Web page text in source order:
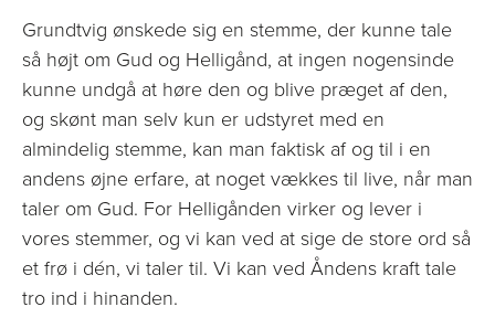
Grundtvig ønskede sig en stemme, der kunne tale
så højt om Gud og Helligånd, at ingen nogensinde
kunne undgå at høre den og blive præget af den,
og skønt man selv kun er udstyret med en
almindelig stemme, kan man faktisk af og til i en
andens øjne erfare, at noget vækkes til live, når man
taler om Gud. For Helligånden virker og lever i
vores stemmer, og vi kan ved at sige de store ord så
et frø i dén, vi taler til. Vi kan ved Åndens kraft tale
tro ind i hinanden.